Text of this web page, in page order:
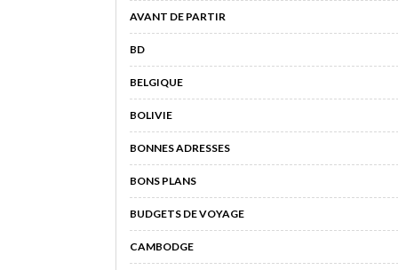
AVANT DE PARTIR
BD
BELGIQUE
BOLIVIE
BONNES ADRESSES
BONS PLANS
BUDGETS DE VOYAGE
CAMBODGE